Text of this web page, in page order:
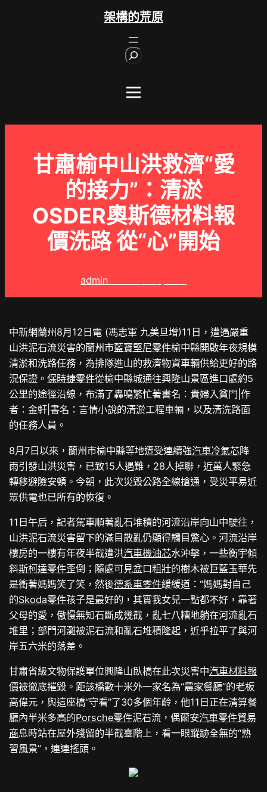
架構的荒原
甘肅榆中山洪救濟“愛
的接力”：清淤
OSDER奧斯德材料報
價洗路 從“心”開始
admin
中新網蘭州8月12日電 (馮志軍 九美旦增)11日，遭遇嚴重
山洪泥石流災害的蘭州市藍寶堅尼零件榆中縣開啟年夜規模
清淤和洗路任務，為排隊進山的救濟物資車輛供給更好的路
況保證。保時捷零件從榆中縣城通往興隆山景區進口處約5
公里的途徑沿線，布滿了轟鳴繁忙著書名：貴婦入貧門|作
者：金軒|書名：言情小說的清淤工程車輛，以及清洗路面
的任務人員。
8月7日以來，蘭州市榆中縣等地遭受連續強汽車冷氣芯降
雨引發山洪災害，已致15人遇難，28人掉聯，近萬人緊急
轉移避險安頓。今朝，此次災毀公路全線搶通，受災平易近
眾供電也已所有的恢復。
11日午后，記者駕車順著亂石堆積的河流沿岸向山中駛往，
山洪泥石流災害留下的滿目散亂仍顯得觸目驚心。河流沿岸
樓房的一樓有年夜半截遭洪汽車機油芯水沖擊，一些衡宇傾
斜斯柯達零件歪倒；隨處可見盆口粗壯的樹木被巨藍玉華先
是衝著媽媽笑了笑，然後德系車零件緩緩道：“媽媽對自己
的Skoda零件孩子是最好的，其實我女兒一點都不好，靠著
父母的愛，傲慢無知石斷成幾截，亂七八糟地躺在河流亂石
堆里；部門河灘被泥石流和亂石堆積隆起，近乎拉平了與河
岸五六米的落差。
甘肅省級文物保護單位興隆山臥橋在此次災害中汽車材料報
價被徹底摧毀。距該橋數十米外一家名為“農家餐廳”的老板
高偉元，與這座橋“守看”了30多個年齡，他11日正在清算餐
廳內半米多高的Porsche零件泥石流，偶爾安汽車零件貿易
商息時站在屋外殘留的半截臺階上，看一眼蹤跡全無的“熟
習風景”，連連搖頭。